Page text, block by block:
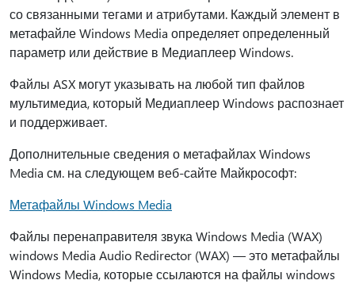
со связанными тегами и атрибутами. Каждый элемент в
метафайле Windows Media определяет определенный
параметр или действие в Медиаплеер Windows.
Файлы ASX могут указывать на любой тип файлов
мультимедиа, который Медиаплеер Windows распознает
и поддерживает.
Дополнительные сведения о метафайлах Windows
Media см. на следующем веб-сайте Майкрософт:
Метафайлы Windows Media
Файлы перенаправителя звука Windows Media (WAX)
windows Media Audio Redirector (WAX) — это метафайлы
Windows Media, которые ссылаются на файлы windows